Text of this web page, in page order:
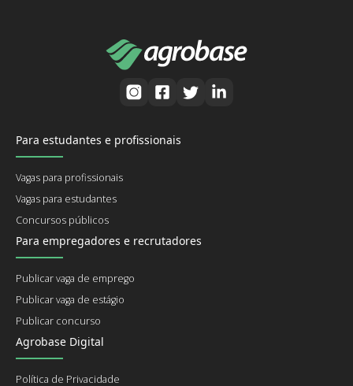
Para estudantes e profissionais
Vagas para profissionais
Vagas para estudantes
Concursos públicos
Para empregadores e recrutadores
Publicar vaga de emprego
Publicar vaga de estágio
Publicar concurso
Agrobase Digital
Política de Privacidade